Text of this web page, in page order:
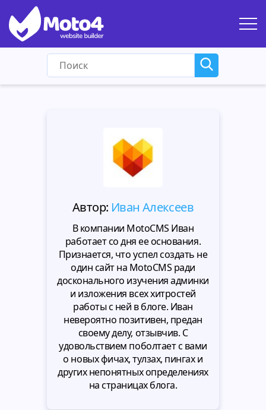
Автор: Иван Алексеев
В компании MotoCMS Иван
работает со дня ее основания.
Признается, что успел создать не
один сайт на MotoCMS ради
досконального изучения админки
и изложения всех хитростей
работы с ней в блоге. Иван
невероятно позитивен, предан
своему делу, отзывчив. С
удовольствием поболтает с вами
о новых фичах, тулзах, пингах и
других непонятных определениях
на страницах блога.